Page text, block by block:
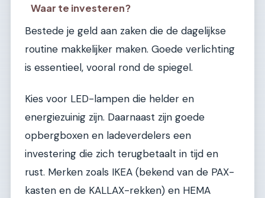
Waar te investeren?
Bestede je geld aan zaken die de dagelijkse
routine makkelijker maken. Goede verlichting
is essentieel, vooral rond de spiegel.
Kies voor LED-lampen die helder en
energiezuinig zijn. Daarnaast zijn goede
opbergboxen en ladeverdelers een
investering die zich terugbetaalt in tijd en
rust. Merken zoals IKEA (bekend van de PAX-
kasten en de KALLAX-rekken) en HEMA